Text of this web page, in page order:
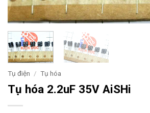
Tụ điện / Tụ hóa
Tụ hóa 2.2uF 35V AiSHi